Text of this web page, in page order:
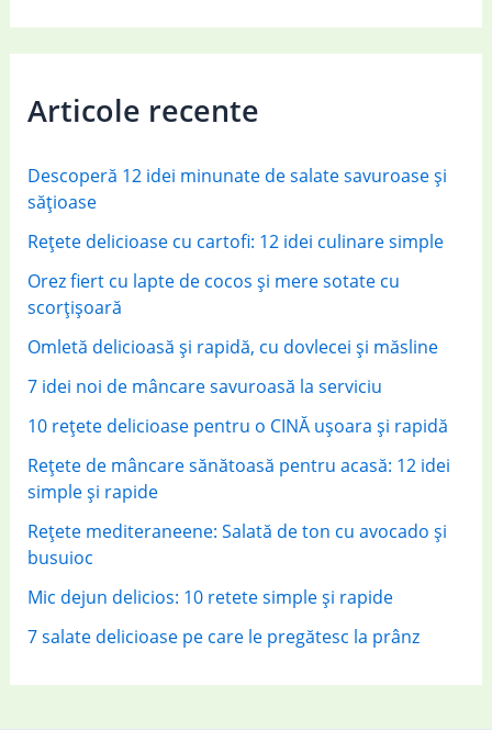
a
r
h
o
r
Articole recente
Descoperă 12 idei minunate de salate savuroase și
sățioase
Rețete delicioase cu cartofi: 12 idei culinare simple
Orez fiert cu lapte de cocos și mere sotate cu
scorțișoară
Omletă delicioasă și rapidă, cu dovlecei și măsline
7 idei noi de mâncare savuroasă la serviciu
10 rețete delicioase pentru o CINĂ ușoara și rapidă
Rețete de mâncare sănătoasă pentru acasă: 12 idei
simple și rapide
Rețete mediteraneene: Salată de ton cu avocado și
busuioc
Mic dejun delicios: 10 retete simple și rapide
7 salate delicioase pe care le pregătesc la prânz